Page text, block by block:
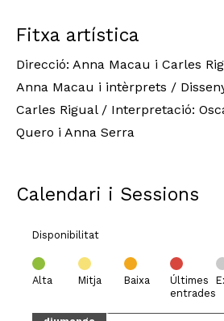
Fitxa artística
Direcció: Anna Macau i Carles
Anna Macau i intèrprets /
Carles Rigual / Interpretació:
Quero i Anna Serra
Calendari i Sessions
Disponibilitat
Alta Mitja Baixa
Últimes
entrades